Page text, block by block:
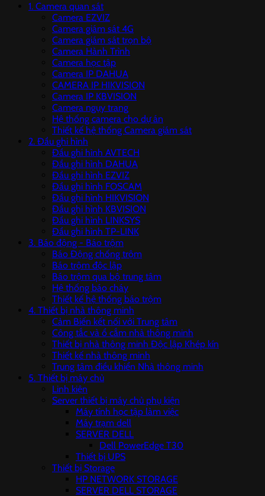
1. Camera quan sát
Camera EZVIZ
Camera giám sát 4G
Camera giám sát trọn bộ
Camera Hành Trình
Camera học tập
Camera IP DAHUA
CAMERA IP HIKVISION
Camera IP KBVISION
Camera ngụy trang
Hệ thống camera cho dự án
Thiết kế hệ thống Camera giám sát
2. Đầu ghi hình
Đầu ghi hình AVTECH
Đầu ghi hình DAHUA
Đầu ghi hình EZVIZ
Đầu ghi hình FOSCAM
Đầu ghi hình HIKVISION
Đầu ghi hình KBVISION
Đầu ghi hình LINKSYS
Đầu ghi hình TP-LINK
3. Báo động - Báo trộm
Báo Động chống trộm
Báo trộm độc lập
Báo trộm qua bộ trung tâm
Hệ thống báo cháy
Thiết kế hệ thống báo trộm
4. Thiết bị nhà thông minh
Cảm Biến kết nối với Trung tâm
Công tắc và ổ cắm nhà thông minh
Thiết bị nhà thông minh Độc lập Khép kín
Thiết kế nhà thông minh
Trung tâm điều khiển Nhà thông minh
5. Thiết bị máy chủ
Linh kiện
Server thiết bị máy chủ phụ kiện
Máy tính học tập làm việc
Máy trạm dell
SERVER DELL
Dell PowerEdge T30
Thiết bị UPS
Thiết bị Storage
HP NETWORK STORAGE
SERVER DELL STORAGE